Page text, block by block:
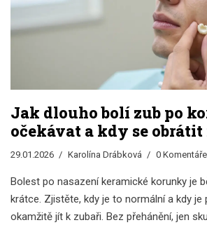
Jak dlouho bolí zub po
očekávat a kdy se obrátit
29.01.2026 Karolína Drábková 0 Komentáře
Bolest po nasazení keramické korunky je
krátce. Zjistěte, kdy je to normální a kdy je
okamžitě jít k zubaři. Bez přehánění, jen